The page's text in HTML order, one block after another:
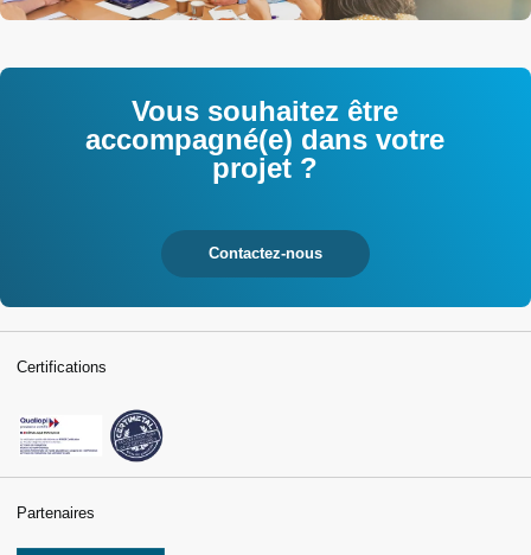
Vous souhaitez être
accompagné(e) dans votre
projet ?
Contactez-nous
Certifications
Partenaires